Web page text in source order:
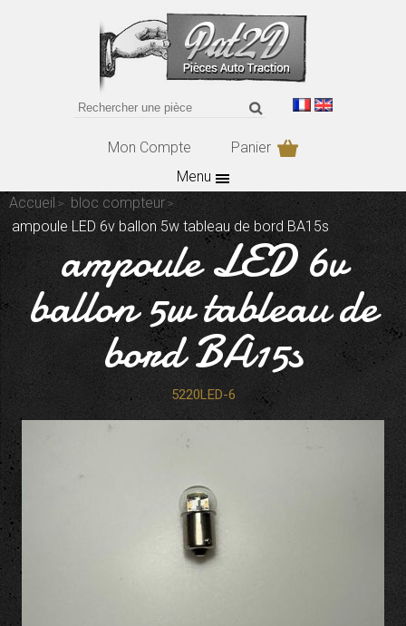
Mon Compte
Panier
Menu
Accueil
bloc compteur
ampoule LED 6v ballon 5w tableau de bord BA15s
ampoule LED 6v
ballon 5w tableau de
bord BA15s
5220LED-6